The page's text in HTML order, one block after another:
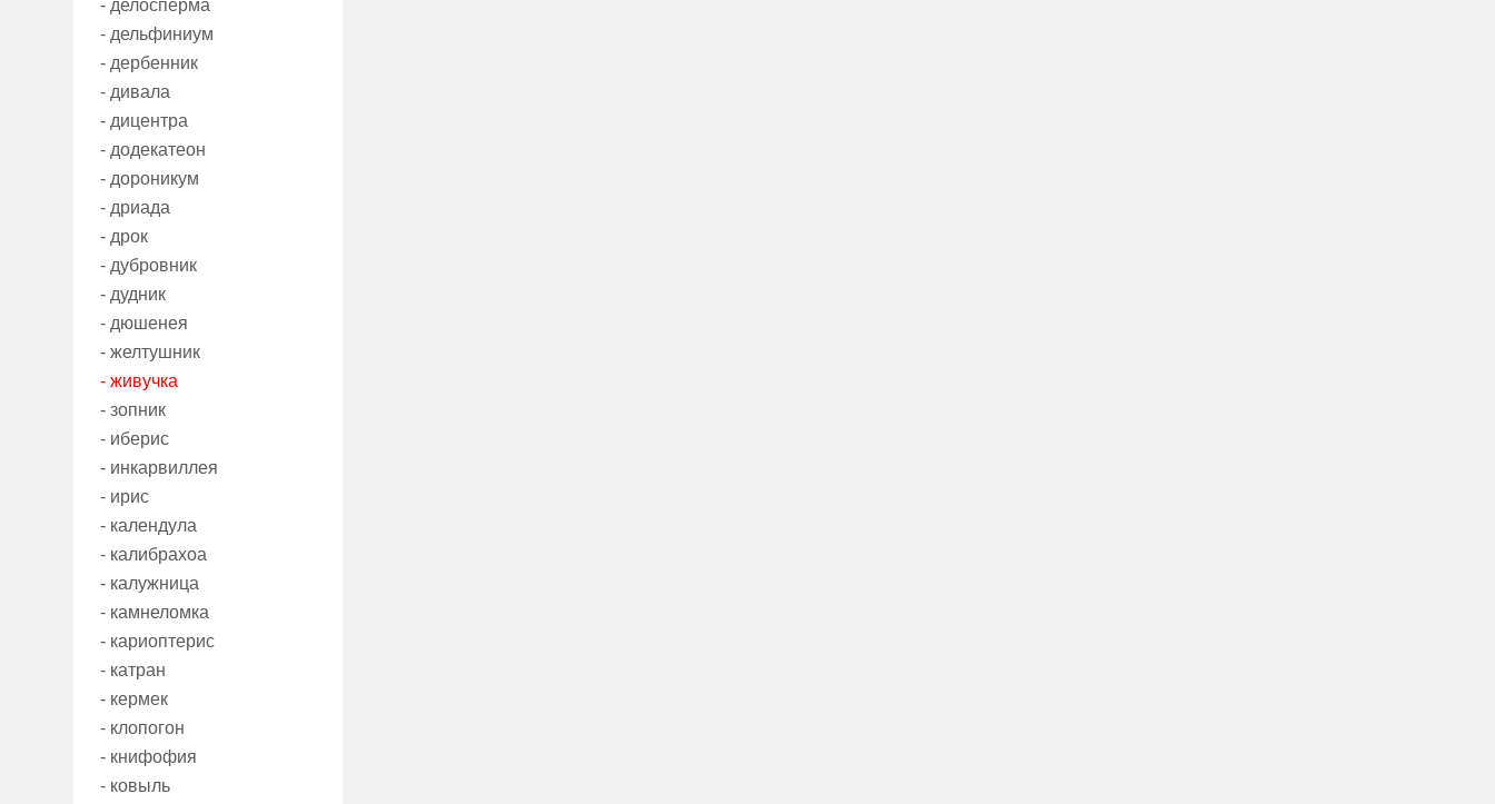
- делосперма
- дельфиниум
- дербенник
- дивала
- дицентра
- додекатеон
- дороникум
- дриада
- дрок
- дубровник
- дудник
- дюшенея
- желтушник
- живучка
- зопник
- иберис
- инкарвиллея
- ирис
- календула
- калибрахоа
- калужница
- камнеломка
- кариоптерис
- катран
- кермек
- клопогон
- книфофия
- ковыль